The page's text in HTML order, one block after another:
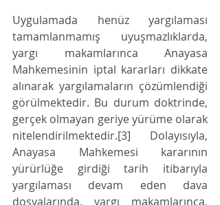
Uygulamada henüz yargılaması
tamamlanmamış uyuşmazlıklarda,
yargı makamlarınca Anayasa
Mahkemesinin iptal kararları dikkate
alınarak yargılamaların çözümlendiği
görülmektedir. Bu durum doktrinde,
gerçek olmayan geriye yürüme olarak
nitelendirilmektedir.[3] Dolayısıyla,
Anayasa Mahkemesi kararının
yürürlüğe girdiği tarih itibarıyla
yargılaması devam eden dava
dosyalarında, yargı makamlarınca,